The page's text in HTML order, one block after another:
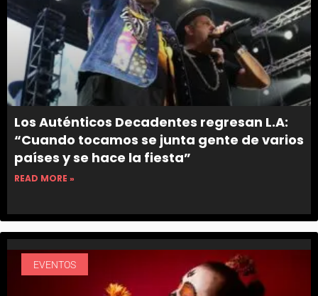
Los Auténticos Decadentes regresan L.A:
“Cuando tocamos se junta gente de varios
países y se hace la fiesta”
READ MORE »
EVENTOS